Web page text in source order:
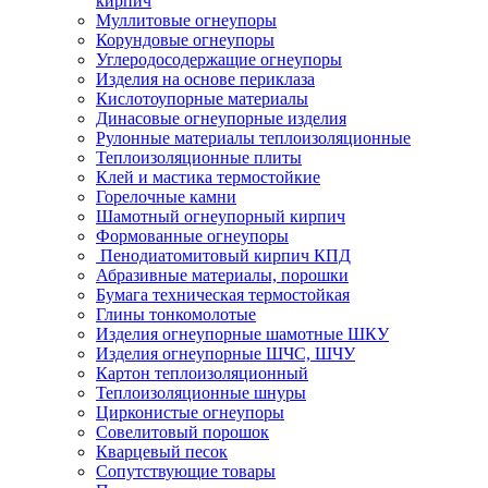
Муллитовые огнеупоры
Корундовые огнеупоры
Углеродо­содержащие огнеупоры
Изделия на основе периклаза
Кислотоупорные материалы
Динасовые огнеупорные изделия
Рулонные материалы теплоизоляционные
Тепло­изоляционные плиты
Клей и мастика термостойкие
Горелочные камни
Шамотный огнеупорный кирпич
Формованные огнеупоры
Пенодиатомитовый кирпич КПД
Абразивные материалы, порошки
Бумага техническая термостойкая
Глины тонкомолотые
Изделия огнеупорные шамотные ШКУ
Изделия огнеупорные ШЧС, ШЧУ
Картон теплоизоляционный
Теплоизоляционные шнуры
Цирконистые огнеупоры
Совелитовый порошок
Кварцевый песок
Сопутствующие товары